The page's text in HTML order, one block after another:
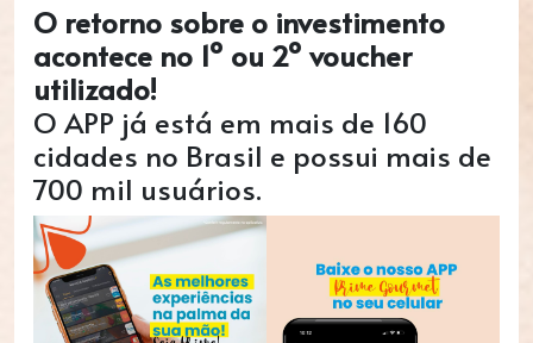
O retorno sobre o investimento
acontece no 1º ou 2º voucher
utilizado!
O APP já está em mais de 160
cidades no Brasil e possui mais de
700 mil usuários.